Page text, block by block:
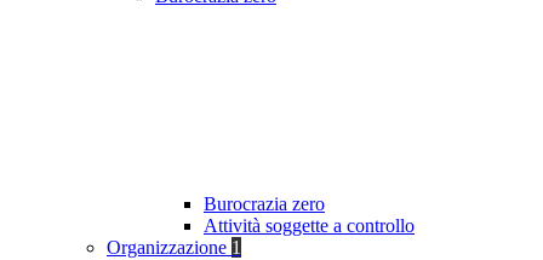
Burocrazia zero
Attività soggette a controllo
Organizzazione 1